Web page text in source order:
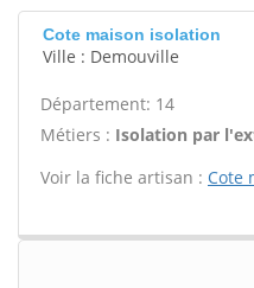
Cote maison isolation
Ville : Demouville
Département: 14
Métiers : Isolation par
Voir la fiche artisan : Cote